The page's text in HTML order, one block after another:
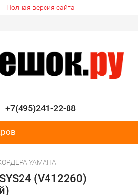
Полная версия сайта
+7(495)241-22-88
YAMAHA
(V412260)